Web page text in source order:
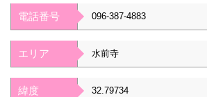
電話番号 096-387-4883
エリア 水前寺
緯度 32.79734